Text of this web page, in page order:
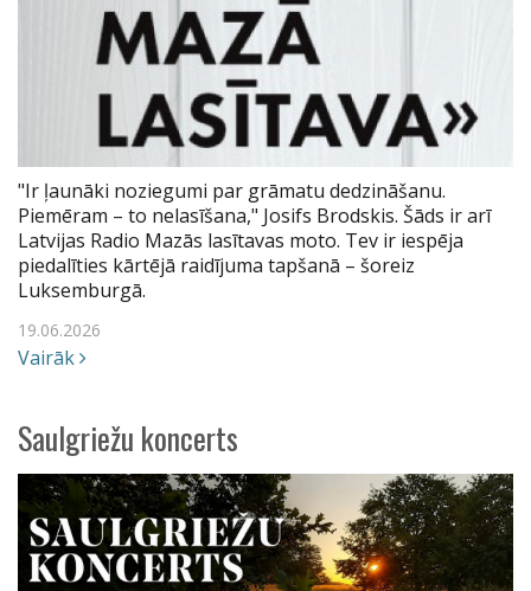
"Ir ļaunāki noziegumi par grāmatu dedzināšanu.
Piemēram – to nelasīšana," Josifs Brodskis. Šāds ir arī
Latvijas Radio Mazās lasītavas moto. Tev ir iespēja
piedalīties kārtējā raidījuma tapšanā – šoreiz
Luksemburgā.
19.06.2026
Vairāk
Saulgriežu koncerts